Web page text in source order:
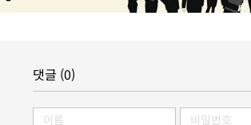
댓글 (0)